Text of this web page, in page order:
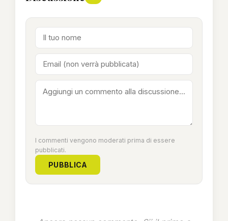
I commenti vengono moderati prima di essere
pubblicati.
PUBBLICA